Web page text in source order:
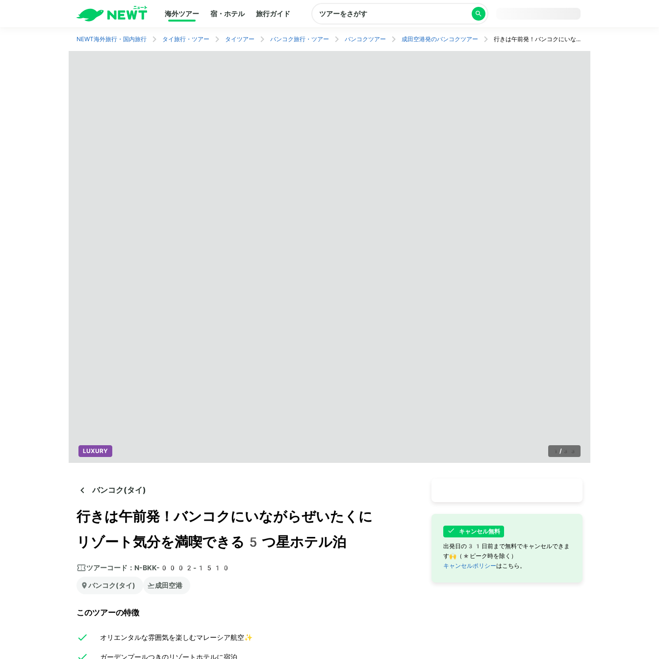
海外ツアー 宿・ホテル 旅行ガイド ツアーをさがす
NEWT海外旅行・国内旅行 タイ旅行・ツアー タイツアー バンコク旅行・ツアー バンコクツアー 成田空港発のバンコクツアー 行きは午前発！バンコクにいながらぜいたくにリゾート気分を満喫できる5つ星ホテル泊
1 / 33
LUXURY
バンコク(タイ)
行きは午前発！バンコクにいながらぜいたくに
リゾート気分を満喫できる5つ星ホテル泊
ツアーコード： N-BKK-0002-1510
バンコク(タイ) 成田空港
このツアーの特徴
オリエンタルな雰囲気を楽しむマレーシア航空✨
ガーデンプールつきのリゾートホテルに宿泊
キャンセル無料
出発日の31日前まで無料でキャンセルできま
す🙌（*ピーク時を除く）
キャンセルポリシーはこちら。